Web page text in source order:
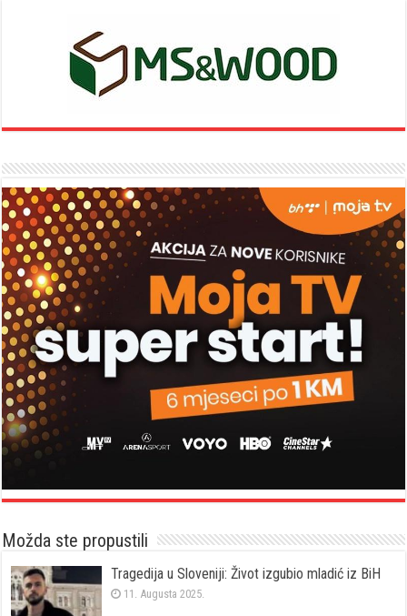
Možda ste propustili
Tragedija u Sloveniji: Život izgubio mladić iz BiH
11. Augusta 2025.